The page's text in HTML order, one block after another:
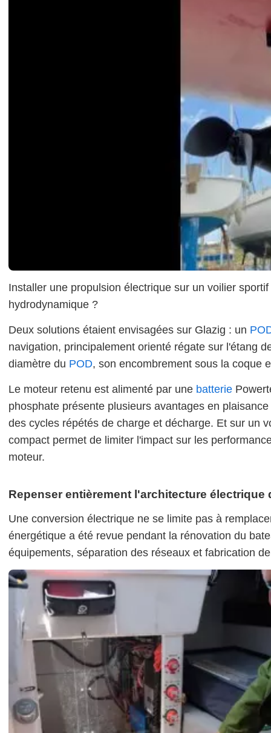
Installer une propulsion électrique sur un voilier
hydrodynamique ?
Deux solutions étaient envisagées sur Glazig : un
navigation, principalement orienté régate sur l'étang
diamètre du POD, son encombrement sous la coque
Le moteur retenu est alimenté par une batterie
phosphate présente plusieurs avantages en
des cycles répétés de charge et décharge. Et sur un
compact permet de limiter l'impact sur les
moteur.
Repenser entièrement l'architecture électrique
Une conversion électrique ne se limite pas à
énergétique a été revue pendant la rénovation du
équipements, séparation des réseaux et fabrication